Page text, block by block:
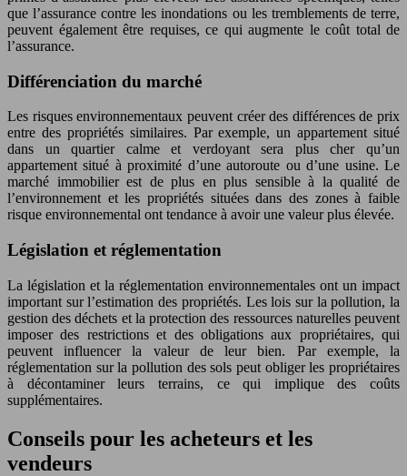
que l’assurance contre les inondations ou les tremblements de terre,
peuvent également être requises, ce qui augmente le coût total de
l’assurance.
Différenciation du marché
Les risques environnementaux peuvent créer des différences de prix
entre des propriétés similaires. Par exemple, un appartement situé
dans un quartier calme et verdoyant sera plus cher qu’un
appartement situé à proximité d’une autoroute ou d’une usine. Le
marché immobilier est de plus en plus sensible à la qualité de
l’environnement et les propriétés situées dans des zones à faible
risque environnemental ont tendance à avoir une valeur plus élevée.
Législation et réglementation
La législation et la réglementation environnementales ont un impact
important sur l’estimation des propriétés. Les lois sur la pollution, la
gestion des déchets et la protection des ressources naturelles peuvent
imposer des restrictions et des obligations aux propriétaires, qui
peuvent influencer la valeur de leur bien. Par exemple, la
réglementation sur la pollution des sols peut obliger les propriétaires
à décontaminer leurs terrains, ce qui implique des coûts
supplémentaires.
Conseils pour les acheteurs et les
vendeurs